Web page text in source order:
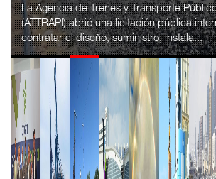
La Agencia de Trenes y Transporte
(ATTRAPI) abrió una licitación pública
contratar el diseño, suministro, instala...